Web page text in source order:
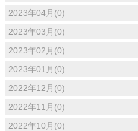
2023年04月(0)
2023年03月(0)
2023年02月(0)
2023年01月(0)
2022年12月(0)
2022年11月(0)
2022年10月(0)